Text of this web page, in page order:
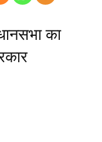
का